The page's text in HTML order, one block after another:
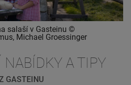
salaší v Gasteinu ©
Michael Groessinger
A TIPY
GASTEINU